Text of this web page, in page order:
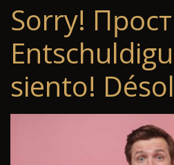
Sorry!
siento!